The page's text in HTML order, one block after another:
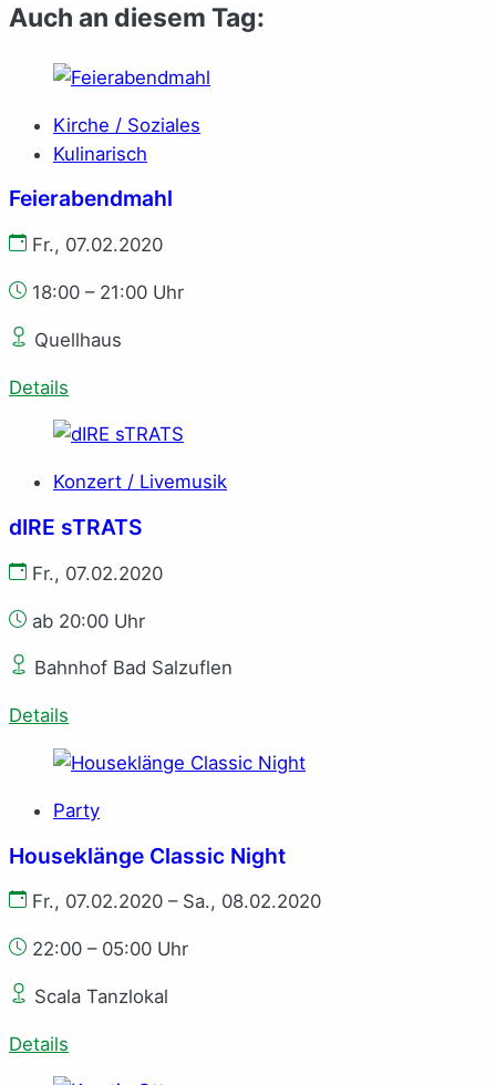
Auch an diesem Tag:
Kirche / Soziales
Kulinarisch
Feierabendmahl
Fr., 07.02.2020
18:00 – 21:00 Uhr
Quellhaus
Details
Konzert / Livemusik
dIRE sTRATS
Fr., 07.02.2020
ab 20:00 Uhr
Bahnhof Bad Salzuflen
Details
Party
Houseklänge Classic Night
Fr., 07.02.2020 – Sa., 08.02.2020
22:00 – 05:00 Uhr
Scala Tanzlokal
Details